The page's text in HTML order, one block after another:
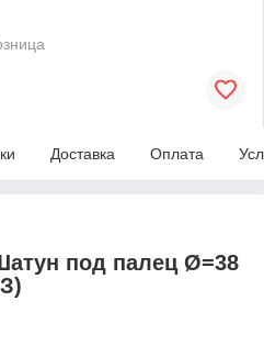
Доставка Оплата
под палец Ø=38